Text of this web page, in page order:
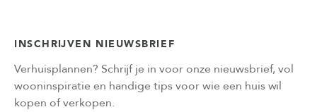
INSCHRIJVEN NIEUWSBRIEF
Verhuisplannen? Schrijf je in voor onze nieuwsbrief, vol
wooninspiratie en handige tips voor wie een huis wil
kopen of verkopen.